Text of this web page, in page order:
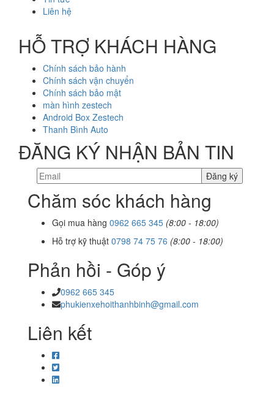
Liên hệ
HỖ TRỢ KHÁCH HÀNG
Chính sách bảo hành
Chính sách vận chuyển
Chính sách bảo mật
màn hình zestech
Android Box Zestech
Thanh Bình Auto
ĐĂNG KÝ NHẬN BẢN TIN
Chăm sóc khách hàng
Gọi mua hàng 0962 665 345 (8:00 - 18:00)
Hỗ trợ kỹ thuật 0798 74 75 76 (8:00 - 18:00)
Phản hồi - Góp ý
0962 665 345
phukienxehoithanhbinh@gmail.com
Liên kết